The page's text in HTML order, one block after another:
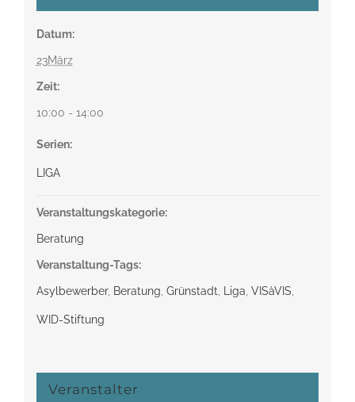
Datum:
23März
Zeit:
10:00 - 14:00
Serien:
LIGA
Veranstaltungskategorie:
Beratung
Veranstaltung-Tags:
Asylbewerber, Beratung Grünstadt Liga VISàVIS
WID-Stiftung
Veranstalter